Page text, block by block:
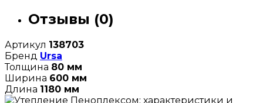
Отзывы (0)
Артикул 138703
Бренд Ursa
Толщина 80 мм
Ширина 600 мм
Длина 1180 мм